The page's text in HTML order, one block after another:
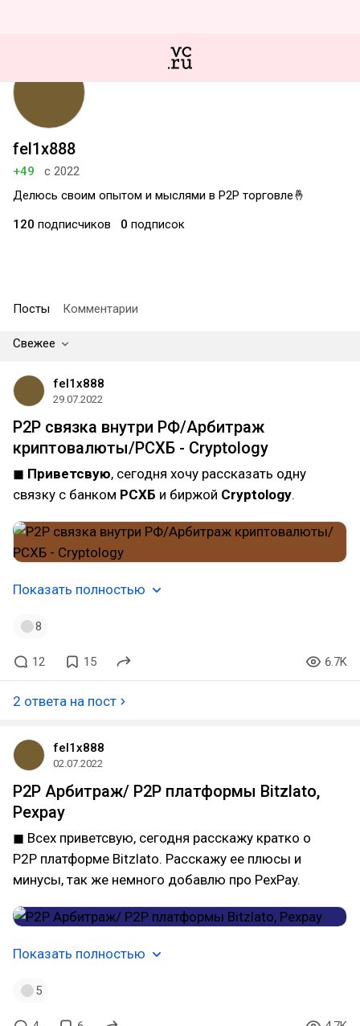
fel1x888
+49
с 2022
Делюсь своим опытом и мыслями в P2P торговле🤞
120 подписчиков 0 подписок
Посты Комментарии
Свежее
fel1x888
29.07.2022
P2P связка внутри РФ/Арбитраж
криптовалюты/РСХБ - Сryptology
◼ Приветсвую, сегодня хочу рассказать одну
связку c банком РСХБ и биржой Cryptology.
Показать полностью
8
12 15 6.7K
2 ответа на пост
fel1x888
02.07.2022
P2P Арбитраж/ P2P платформы Bitzlato,
Pexpay
◼ Всех приветсвую, сегодня расскажу кратко о
P2P платформе Bitzlato. Расскажу ее плюсы и
минусы, так же немного добавлю про PexPay.
Показать полностью
5